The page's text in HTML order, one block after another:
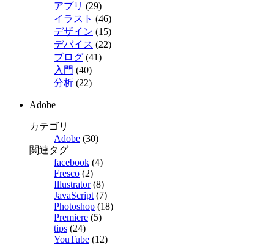
アプリ (29)
イラスト (46)
デザイン (15)
デバイス (22)
ブログ (41)
入門 (40)
分析 (22)
Adobe
カテゴリ
Adobe (30)
関連タグ
facebook (4)
Fresco (2)
Illustrator(8)
JavaScript (7)
Photoshop (18)
Premiere (5)
tips (24)
YouTube (12)